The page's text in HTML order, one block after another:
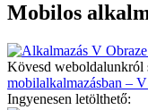
Mobilos
Kövesd weboldalunkról
mobilalkalmazásban –
Ingyenesen letölthető: